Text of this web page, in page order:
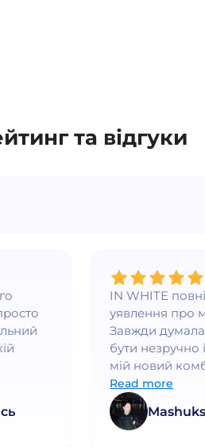
та відгуки
IN WHITE
уявлення про
Завжди
бути незручно
мій новий
WHITE - це
погляду. Він
якість просто
працюю в
Read more